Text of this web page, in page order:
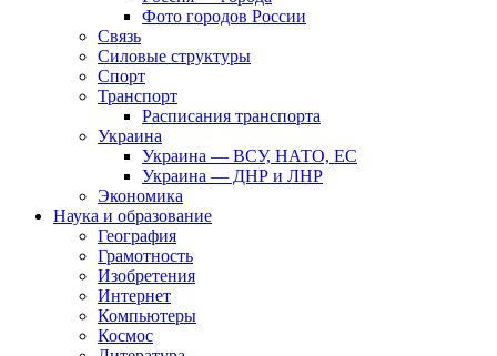
Фото городов России
Связь
Силовые структуры
Спорт
Транспорт
Расписания транспорта
Украина
Украина — ВСУ, НАТО, ЕС
Украина — ДНР и ЛНР
Экономика
Наука и образование
География
Грамотность
Изобретения
Интернет
Компьютеры
Космос